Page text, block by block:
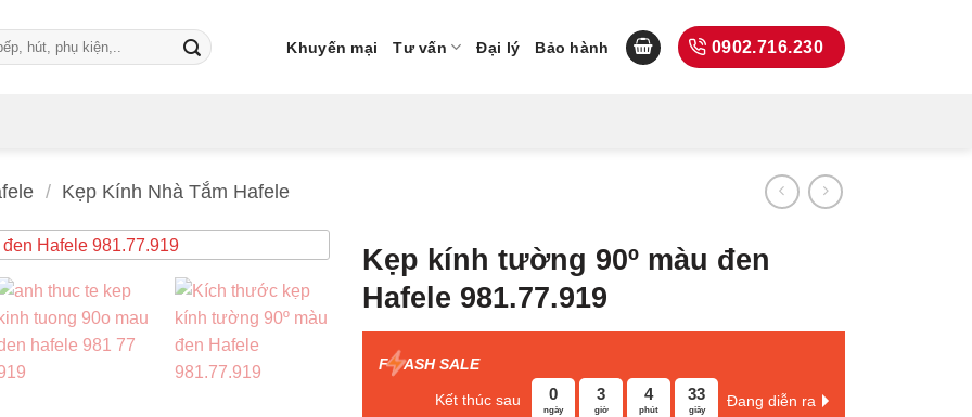
Khuyến mại Tư vấn Đại lý Bảo hành 0902.716.230
/ Kẹp Kính Nhà Tắm Hafele
Kẹp kính tường 90º màu đen
Hafele 981.77.919
F ASH SALE
Kết thúc sau 0
ngày
3
giờ
4
phút
32
giây
Đang diễn ra